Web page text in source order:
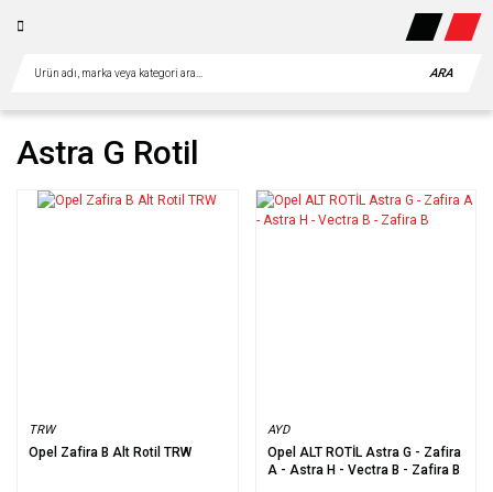
ARA
Astra G Rotil
TRW
Opel Zafira B Alt Rotil TRW
AYD
Opel ALT ROTİL Astra G - Zafira
A - Astra H - Vectra B - Zafira B